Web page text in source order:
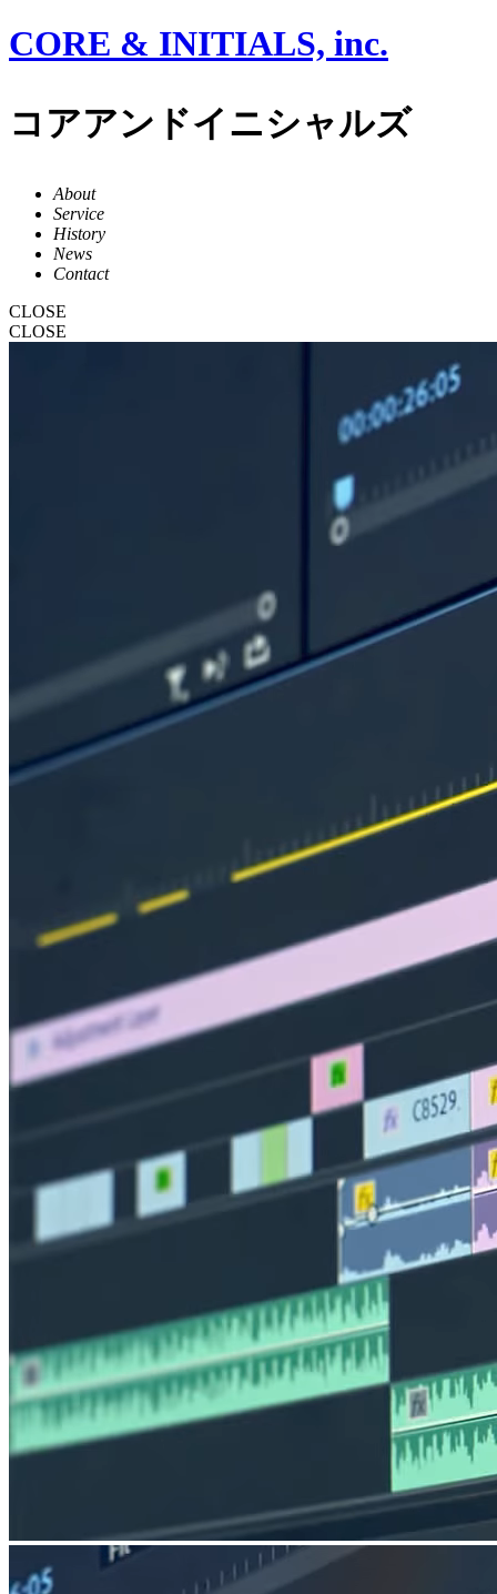
CORE & INITIALS, inc.
コアアンドイニシャルズ
About
Service
History
News
Contact
CLOSE
CLOSE